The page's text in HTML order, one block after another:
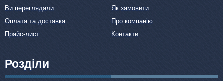
Ви переглядали
Як замовити
Оплата та доставка
Про компанію
Прайс-лист
Контакти
Розділи